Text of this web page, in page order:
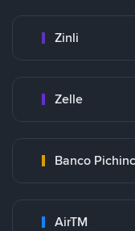
Zinli
Zelle
Banco
AirTM